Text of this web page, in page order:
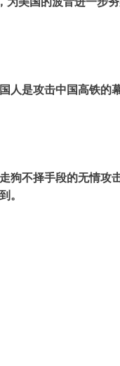
人是攻击中国高铁
狗不择手段的无情
。